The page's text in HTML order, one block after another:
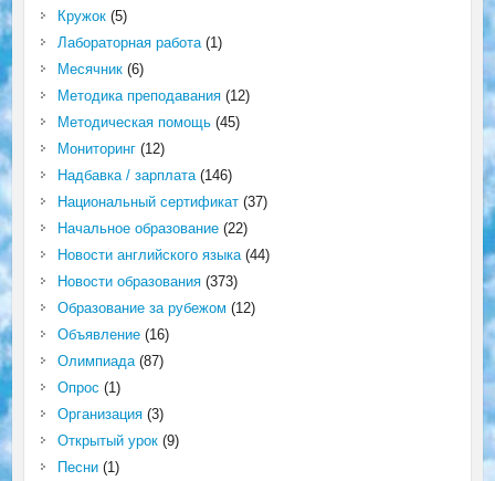
Кружок(5)
Лабораторная работа(1)
Месячник(6)
Методика преподавания(12)
Методическая помощь(45)
Мониторинг(12)
Надбавка / зарплата(146)
Национальный сертификат(37)
Начальное образование(22)
Новости английского языка(44)
Новости образования(373)
Образование за рубежом (12)
Объявление(16)
Олимпиада(87)
Опрос (1)
Организация(3)
Открытый урок(9)
Песни(1)